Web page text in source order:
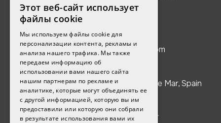
dm4housing2020@gmail.com
Av. Vila de Blanes 162, Local 3, Lloret de Mar, Spain
Юридическое уведомление -
SPANISH
FRENCH
Этот веб-сайт использует
файлы cookie
Мы используем файлы cookie для
персонализации контента, рекламы и
анализа нашего трафика. Мы также
передаем информацию об
использовании вами нашего сайта
нашим партнерам по рекламе и
аналитике, которые могут объединять ее
с другой информацией, которую вы им
предоставили или которую они собрали
в результате использования вами их